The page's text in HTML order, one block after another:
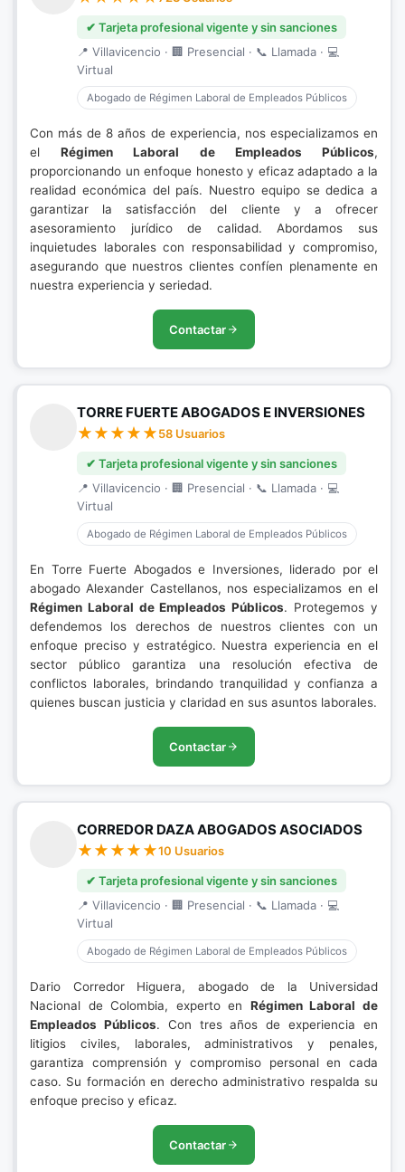
✔ Tarjeta profesional vigente y sin sanciones
📍 Villavicencio · 🏢 Presencial · 📞 Llamada · 💻
Virtual
Abogado de Régimen Laboral de Empleados Públicos
Con más de 8 años de experiencia, nos especializamos en
elRégimen Laboral de Empleados Públicos,
proporcionando un enfoque honesto y eficaz adaptado a la
realidad económica del país. Nuestro equipo se dedica a
garantizar la satisfacción del cliente y a ofrecer
asesoramiento jurídico de calidad. Abordamos sus
inquietudes laborales con responsabilidad y compromiso,
asegurando que nuestros clientes confíen plenamente en
nuestra experiencia y seriedad.
Contactar
TORRE FUERTE ABOGADOS E INVERSIONES
58 Usuarios
✔ Tarjeta profesional vigente y sin sanciones
📍 Villavicencio · 🏢 Presencial · 📞 Llamada · 💻
Virtual
Abogado de Régimen Laboral de Empleados Públicos
En Torre Fuerte Abogados e Inversiones, liderado por el
abogado Alexander Castellanos, nos especializamos en el
Régimen Laboral de Empleados Públicos. Protegemos y
defendemos los derechos de nuestros clientes con un
enfoque preciso y estratégico. Nuestra experiencia en el
sector público garantiza una resolución efectiva de
conflictos laborales, brindando tranquilidad y confianza a
quienes buscan justicia y claridad en sus asuntos laborales.
Contactar
CORREDOR DAZA ABOGADOS ASOCIADOS
10 Usuarios
✔ Tarjeta profesional vigente y sin sanciones
📍 Villavicencio · 🏢 Presencial · 📞 Llamada · 💻
Virtual
Abogado de Régimen Laboral de Empleados Públicos
Dario Corredor Higuera, abogado de la Universidad
Nacional de Colombia, experto en Régimen Laboral de
Empleados Públicos. Con tres años de experiencia en
litigios civiles, laborales, administrativos y penales,
garantiza comprensión y compromiso personal en cada
caso. Su formación en derecho administrativo respalda su
enfoque preciso y eficaz.
Contactar